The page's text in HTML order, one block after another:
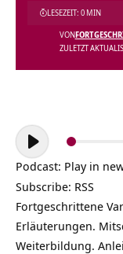
ZULETZT
VON
LESEZEIT: 0 MIN
Audio-
Player
Podcast: Play in
Subscribe: RSS
Fortgeschrittene
Erläuterungen.
Weiterbildung.